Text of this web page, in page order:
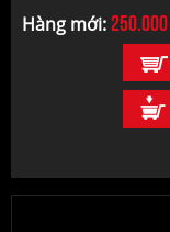
Hàng mới:250.000